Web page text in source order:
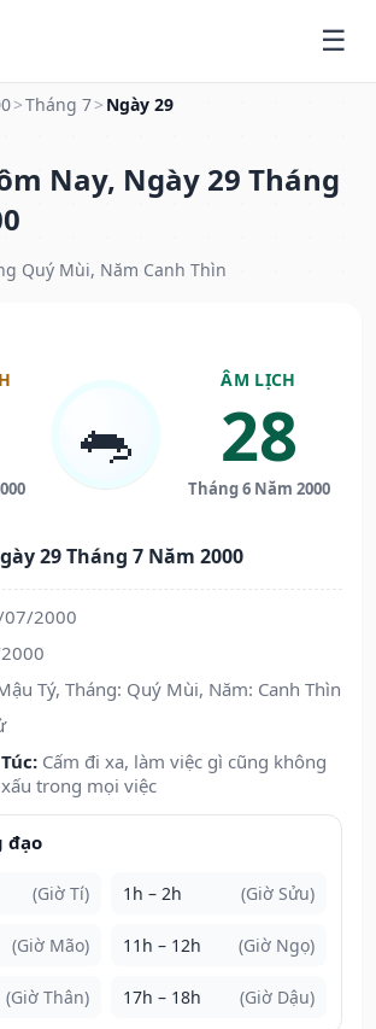
>Tháng 7> Ngày 29
Nay, Ngày 29 Tháng
Quý Mùi, Năm Canh Thìn
🐀
ÂM LỊCH
28
Tháng 6 Năm 2000
29 Tháng 7 Năm 2000
2000
Tý, Tháng: Quý Mùi, Năm: Canh Thìn
Cấm đi xa, làm việc gì cũng không
trong mọi việc
đạo
(Giờ Tí) 1h – 2h (Giờ Sửu)
(Giờ Mão) 11h – 12h (Giờ Ngọ)
(Giờ Thân) 17h – 18h (Giờ Dậu)